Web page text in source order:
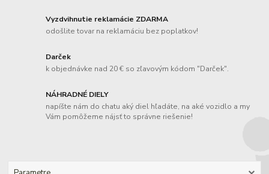
Vyzdvihnutie reklamácie ZDARMA
odošlite tovar na reklamáciu bez poplatkov!
Darček
k objednávke nad 20 € so zľavovým kódom "Darček".
NÁHRADNÉ DIELY
napíšte nám do chatu aký diel hľadáte, na aké vozidlo a my
Vám pomôžeme nájsť to správne riešenie!